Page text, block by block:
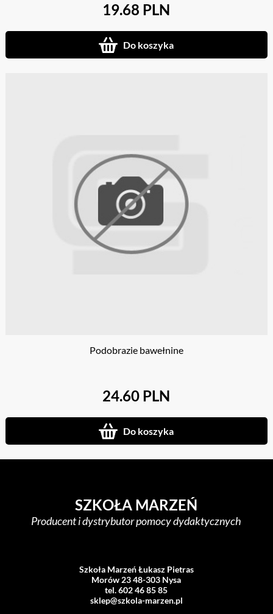
19.68 PLN
Do koszyka
Podobrazie bawełnine
24.60 PLN
Do koszyka
SZKOŁA MARZEŃ
Producent i dystrybutor pomocy dydaktycznych
Szkoła Marzeń Łukasz Pietras
Morów 23 48-303 Nysa
tel. 602 46 85 85
sklep@szkola-marzen.pl